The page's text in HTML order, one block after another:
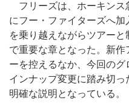
フリーズは、ホーキンス
にフー・ファイターズへ
を乗り越えながらツアー
で重要な章となった。新
ーを控えるなか、今回の
インナップ変更に踏み切
明確な説明となっている。